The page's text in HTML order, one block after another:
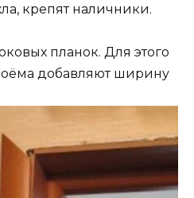
крепят наличники.
планок. Для этого
добавляют ширину